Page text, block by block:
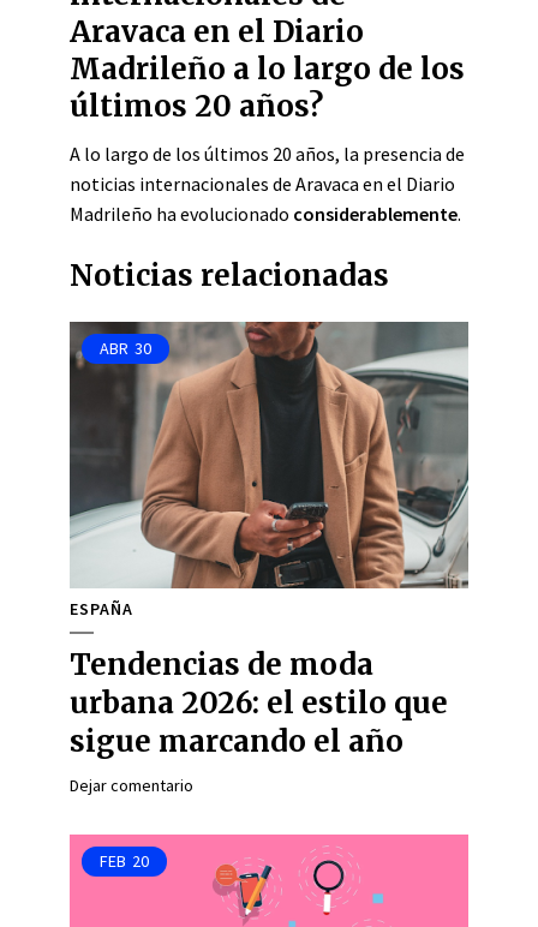
Aravaca en el Diario
Madrileño a lo largo de los
últimos 20 años?
A lo largo de los últimos 20 años, la presencia de
noticias internacionales de Aravaca en el Diario
Madrileño ha evolucionado considerablemente.
Noticias relacionadas
ABR 30
ESPAÑA
Tendencias de moda
urbana 2026: el estilo que
sigue marcando el año
Dejar comentario
FEB 20